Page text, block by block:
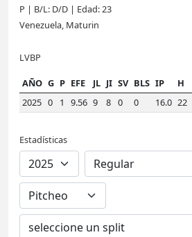
P | B/L: D/D | Edad: 23
Venezuela, Maturin
LVBP
AÑO G P EFE JL JI SV BLS IP H
2025 0 1 9.56 9 8 0 0 16.0 22
Estadísticas